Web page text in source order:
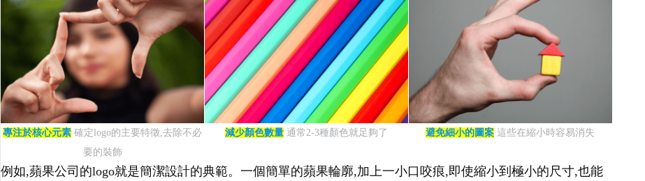
專注於核心元素 確定logo的主要特徵,去除不必
要的裝飾
減少顏色數量 通常2-3種顏色就足夠了 避免細小的圖案 這些在縮小時容易消失
例如,蘋果公司的logo就是簡潔設計的典範。一個簡單的蘋果輪廓,加上一小口咬痕,即使縮小到極小的尺寸,也能